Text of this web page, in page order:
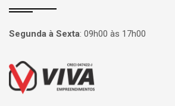
Segunda à Sexta: 09h00 às 17h00
Página inicial